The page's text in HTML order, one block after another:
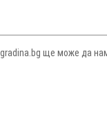
ще може да